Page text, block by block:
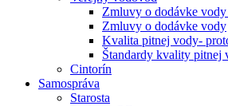
Zmluvy o dodávke
Zmluvy o dodávke vody
Kvalita pitnej vody-
Štandardy kvality pitnej
Cintorín
Samospráva
Starosta